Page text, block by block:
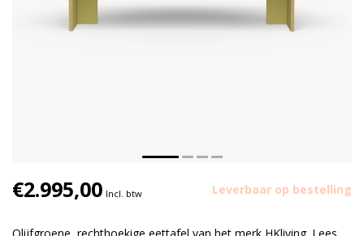
€2.995,00 Incl. btw Leverbaar op bestelling